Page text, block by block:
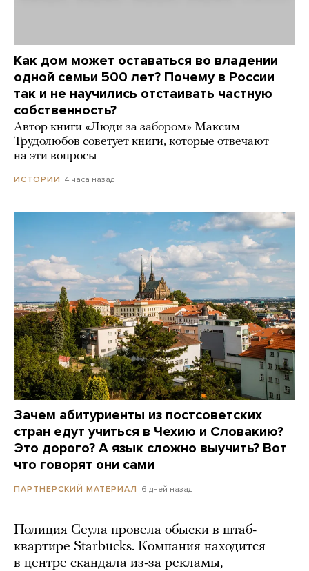
Как дом может оставаться во владении
одной семьи 500 лет? Почему в России
так и не научились отстаивать частную
собственность?
Автор книги «Люди за забором» Максим
Трудолюбов советует книги, которые отвечают
на эти вопросы
ИСТОРИИ 4 часа назад
Зачем абитуриенты из постсоветских
стран едут учиться в Чехию и Словакию?
Это дорого? А язык сложно выучить? Вот
что говорят они сами
ПАРТНЕРСКИЙ МАТЕРИАЛ 6 дней назад
Полиция Сеула провела обыски в штаб-
квартире Starbucks. Компания находится
в центре скандала из-за рекламы,